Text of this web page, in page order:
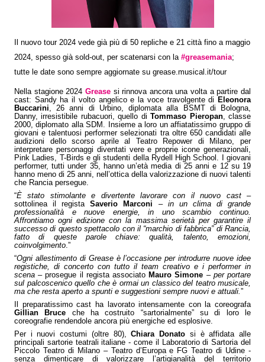
Il nuovo tour 2024 vede già più di 50 repliche e 21 città fino a maggio
2024, spesso già sold-out, per scatenarsi con la #greasemania;
tutte le date sono sempre aggiornate su grease.musical.it/tour
Nella stagione 2024 Grease si rinnova ancora una volta a partire dal
cast: Sandy ha il volto angelico e la voce travolgente di
Eleonora
Buccarini , 26 anni di Urbino, diplomata alla BSMT di Bologna,
Danny, irresistibile rubacuori, quello diTommaso Pieropan, classe
2000, diplomato alla SDM. Insieme a loro un affiatatissimo gruppo di
giovani e talentuosi performer selezionati tra oltre 650 candidati alle
audizioni dello scorso aprile al Teatro Repower di Milano, per
interpretare personaggi diventati vere e proprie icone generazionali,
Pink Ladies, T-Birds e gli studenti della Rydell High School. I giovani
performer, tutti under 35, hanno un’età media di 25 anni e 12 su 19
hanno meno di 25 anni, nell’ottica della valorizzazione di nuovi talenti
che Rancia persegue.
“È stato stimolante e divertente lavorare con il nuovo cast–
sottolinea il registaSaverio Marconi – in un clima di grande
professionalità e nuove energie, in uno scambio continuo.
Affrontiamo ogni edizione con la massima serietà per garantire il
successo di questo spettacolo con il “marchio di fabbrica” di Rancia,
fatto di queste parole chiave: qualità, talento, emozioni,
coinvolgimento .”
“Ogni allestimento di Grease è l’occasione per introdurre nuove idee
registiche, di concerto con tutto il team creativo e i performer in
scena – prosegue il regista associato Mauro Simone – per portare
sul palcoscenico quello che è ormai un classico del teatro musicale,
ma che resta aperto a spunti e suggestioni sempre nuovi e attuali. ”
Il preparatissimo cast ha lavorato intensamente con la coreografa
Gillian Bruce che ha costruito “sartorialmente” su di loro le
coreografie rendendole ancora più energiche ed esplosive.
Per i nuovi costumi (oltre 80),Chiara Donato si è affidata alle
principali sartorie teatrali italiane - come il Laboratorio di Sartoria del
Piccolo Teatro di Milano – Teatro d’Europa e FG Teatro di Udine -
senza dimenticare di valorizzare l’artigianalità del territorio